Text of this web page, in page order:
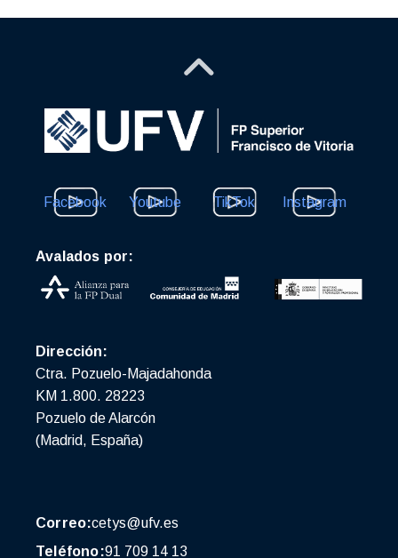
Facebook Youtube TikTok Instagram
Avalados por:
Dirección:
Ctra. Pozuelo-Majadahonda
KM 1.800. 28223
Pozuelo de Alarcón
(Madrid, España)
Correo:cetys@ufv.es
Teléfono:91 709 14 13